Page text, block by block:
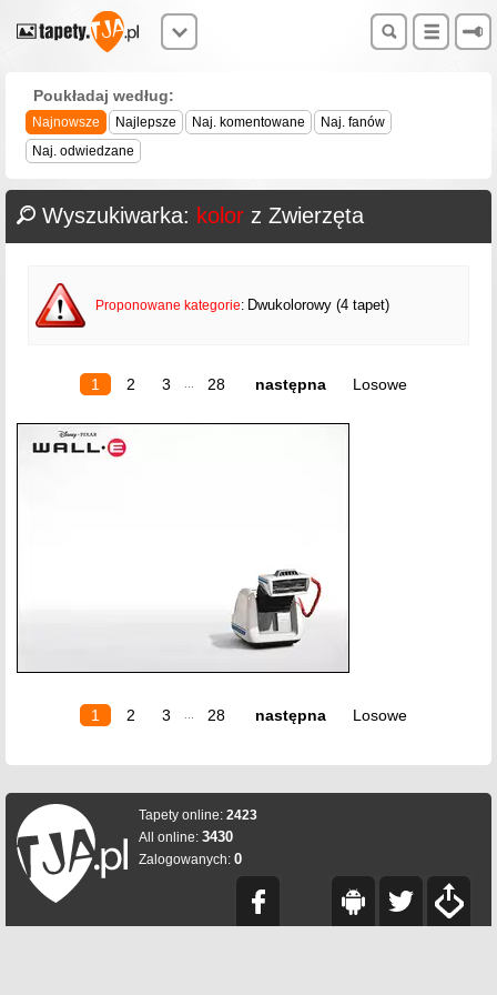
Poukładaj według:
Najnowsze Najlepsze Naj. komentowane
Naj. fanów
Naj. odwiedzane
Wyszukiwarka: kolor z Zwierzęta
Proponowane kategorie: Dwukolorowy (4 tapet)
1 2 3 28 następna Losowe
1 2 3 28 następna Losowe
Tapety online: 2423
All online: 3430
Zalogowanych: 0